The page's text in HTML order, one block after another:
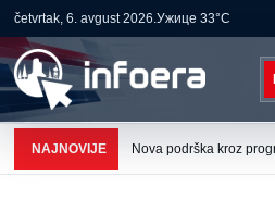
četvrtak, 6. avgust 2026.Ужице 33°C
NAJNOVIJE Nova podrška kroz